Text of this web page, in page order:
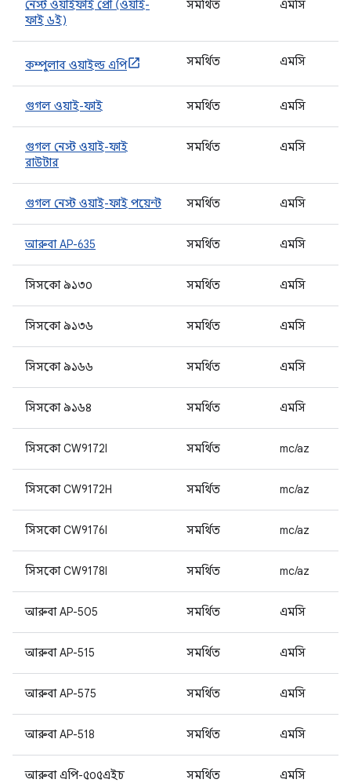
নেস্ট ওয়াইফাই প্রো (ওয়াই-
ফাই ৬ই)
সমর্থিত এমসি
কম্পুলাব ওয়াইল্ড এপি সমর্থিত এমসি
গুগল ওয়াই-ফাই সমর্থিত এমসি
গুগল নেস্ট ওয়াই-ফাই
রাউটার
সমর্থিত এমসি
গুগল নেস্ট ওয়াই-ফাই পয়েন্ট সমর্থিত এমসি
আরুবা AP-635 সমর্থিত এমসি
সিসকো ৯১৩০ সমর্থিত এমসি
সিসকো ৯১৩৬ সমর্থিত এমসি
সিসকো ৯১৬৬ সমর্থিত এমসি
সিসকো ৯১৬৪ সমর্থিত এমসি
সিসকো CW9172I সমর্থিত mc/az
সিসকো CW9172H সমর্থিত mc/az
সিসকো CW9176I সমর্থিত mc/az
সিসকো CW9178I সমর্থিত mc/az
আরুবা AP-505 সমর্থিত এমসি
আরুবা AP-515 সমর্থিত এমসি
আরুবা AP-575 সমর্থিত এমসি
আরুবা AP-518 সমর্থিত এমসি
আরুবা এপি-৫০৫এইচ সমর্থিত এমসি